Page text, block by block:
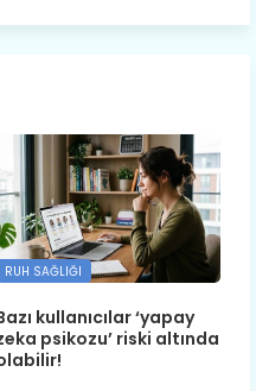
RUH SAĞLIĞI
kullanıcılar ‘yapay
psikozu’ riski altında